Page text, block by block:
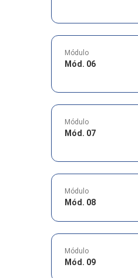
Módulo
Mód. 06
Módulo
Mód. 07
Módulo
Mód. 08
Módulo
Mód. 09